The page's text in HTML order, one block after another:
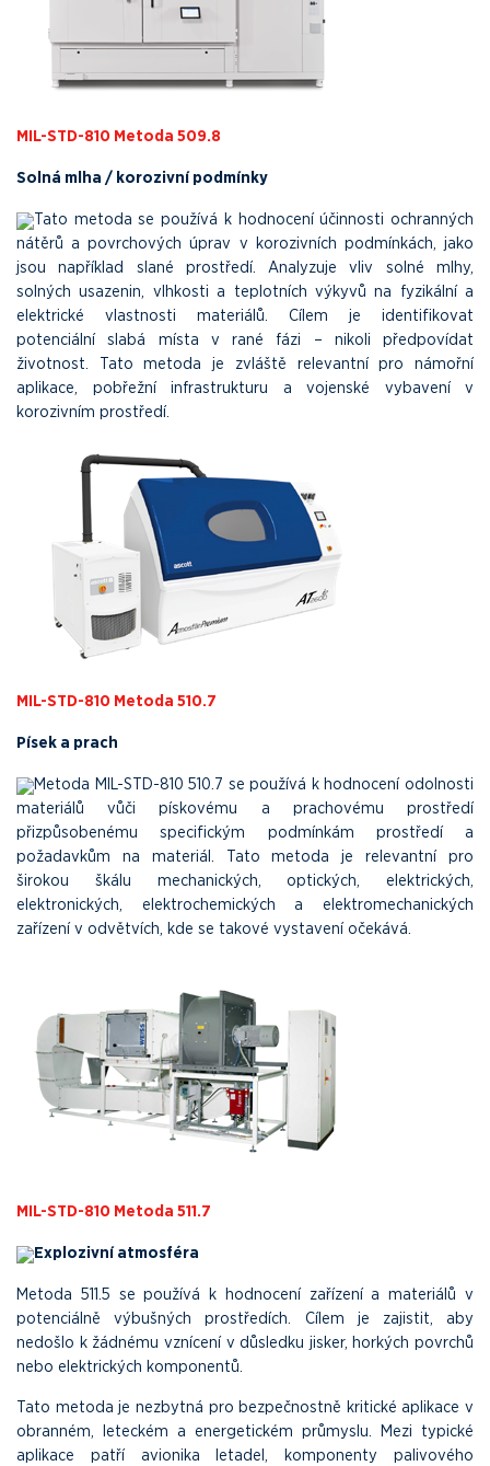
MIL-STD-810 Metoda 509.8
Solná mlha / korozivní podmínky
Tato metoda se používá k hodnocení účinnosti ochranných
nátěrů a povrchových úprav v korozivních podmínkách, jako
jsou například slané prostředí. Analyzuje vliv solné mlhy,
solných usazenin, vlhkosti a teplotních výkyvů na fyzikální a
elektrické vlastnosti materiálů. Cílem je identifikovat
potenciální slabá místa v rané fázi – nikoli předpovídat
životnost. Tato metoda je zvláště relevantní pro námořní
aplikace, pobřežní infrastrukturu a vojenské vybavení v
korozivním prostředí.
MIL-STD-810 Metoda 510.7
Písek a prach
Metoda MIL-STD-810 510.7 se používá k hodnocení odolnosti
materiálů vůči pískovému a prachovému prostředí
přizpůsobenému specifickým podmínkám prostředí a
požadavkům na materiál. Tato metoda je relevantní pro
širokou škálu mechanických, optických, elektrických,
elektronických, elektrochemických a elektromechanických
zařízení v odvětvích, kde se takové vystavení očekává.
MIL-STD-810 Metoda 511.7
Explozivní atmosféra
Metoda 511.5 se používá k hodnocení zařízení a materiálů v
potenciálně výbušných prostředích. Cílem je zajistit, aby
nedošlo k žádnému vznícení v důsledku jisker, horkých povrchů
nebo elektrických komponentů.
Tato metoda je nezbytná pro bezpečnostně kritické aplikace v
obranném, leteckém a energetickém průmyslu. Mezi typické
aplikace patří avionika letadel, komponenty palivového